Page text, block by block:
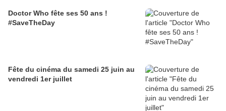
Doctor Who fête ses 50 ans !
#SaveTheDay
Fête du cinéma du samedi 25 juin au
vendredi 1er juillet